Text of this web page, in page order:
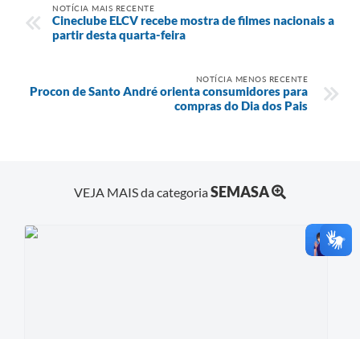
NOTÍCIA MAIS RECENTE
Cineclube ELCV recebe mostra de filmes nacionais a
partir desta quarta-feira
NOTÍCIA MENOS RECENTE
Procon de Santo André orienta consumidores para
compras do Dia dos Pais
VEJA MAIS da categoriaSEMASA